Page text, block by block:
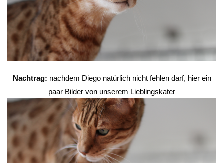
Nachtrag: nachdem Diego natürlich nicht fehlen darf, hier ein
paar Bilder von unserem Lieblingskater